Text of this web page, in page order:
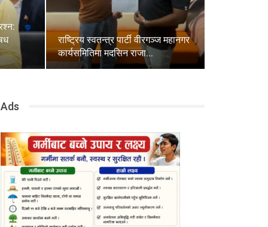
राष्ट्रिय स्वतन्त्र पार्टी वीरगञ्ज महानगर
कार्यसमितिमा मदसिन राजा…
Ads